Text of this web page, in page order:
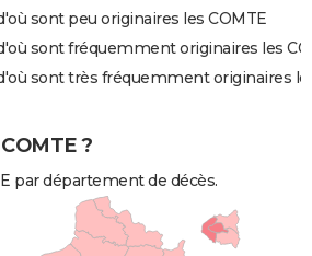
sont peu originaires les COMTE
sont fréquemment originaires les
sont très fréquemment originaires
?
par département de décès.